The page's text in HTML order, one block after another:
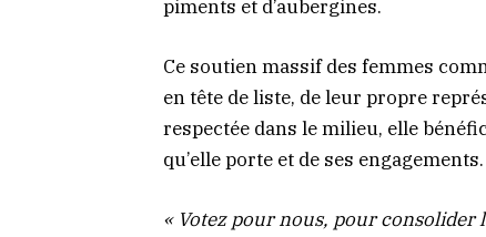
piments et d’aubergines.
Ce soutien massif des femmes
en tête de liste, de leur propre
respectée dans le milieu, elle
qu’elle porte et de ses engagements.
« Votez pour nous, pour consolider